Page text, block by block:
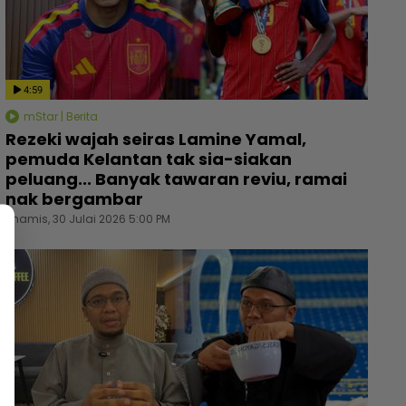
4:59
mStar | Berita
Rezeki wajah seiras Lamine Yamal,
pemuda Kelantan tak sia-siakan
peluang... Banyak tawaran reviu, ramai
nak bergambar
Khamis, 30 Julai 2026 5:00 PM